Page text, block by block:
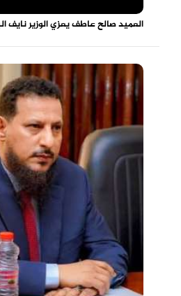
العميد صالح عاطف يعزي الوزير نايف